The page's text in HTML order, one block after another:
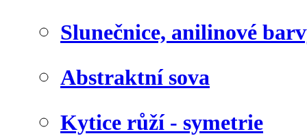
Slunečnice, anilinové
Abstraktní sova
Kytice růží - symetrie